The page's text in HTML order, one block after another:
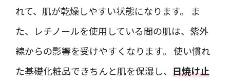
れて、肌が乾燥しやすい状態になります。 ま
た、レチノールを使用している間の肌は、紫外
線からの影響を受けやすくなります。 使い慣れ
た基礎化粧品できちんと肌を保湿し、 日焼け止